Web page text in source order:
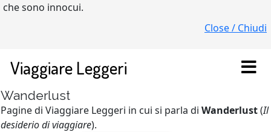
che sono innocui.
Close / Chiudi
Viaggiare Leggeri
Wanderlust
Pagine di Viaggiare Leggeri in cui si parla di Wanderlust(Il
desiderio di viaggiare).